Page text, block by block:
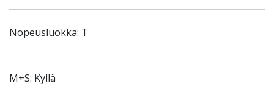
Nopeusluokka: T
M+S: Kyllä